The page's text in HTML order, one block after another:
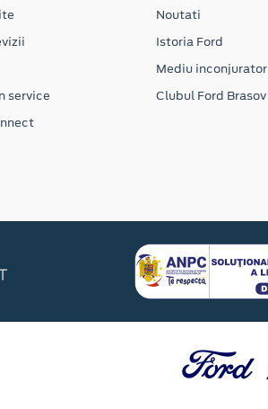
service
Noutati
Istoria Ford
Mediu inconjurator
Clubul Ford Brasov